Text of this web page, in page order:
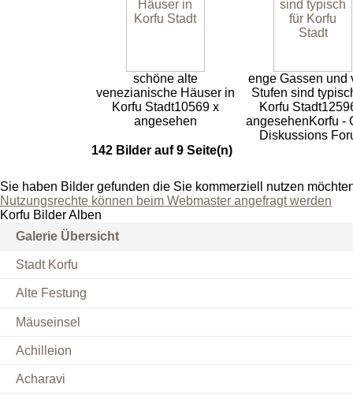
schöne alte
venezianische Häuser in
Korfu Stadt10569 x
angesehen
enge Gassen und
Stufen sind
Korfu Stadt
angesehenKorfu -
Diskussions
142 Bilder auf 9 Seite(n)
Sie haben Bilder gefunden die Sie kommerziell nutzen
Nutzungsrechte können beim Webmaster angefragt werden
Korfu Bilder Alben
Galerie Übersicht
Stadt Korfu
Alte Festung
Mäuseinsel
Achilleion
Acharavi